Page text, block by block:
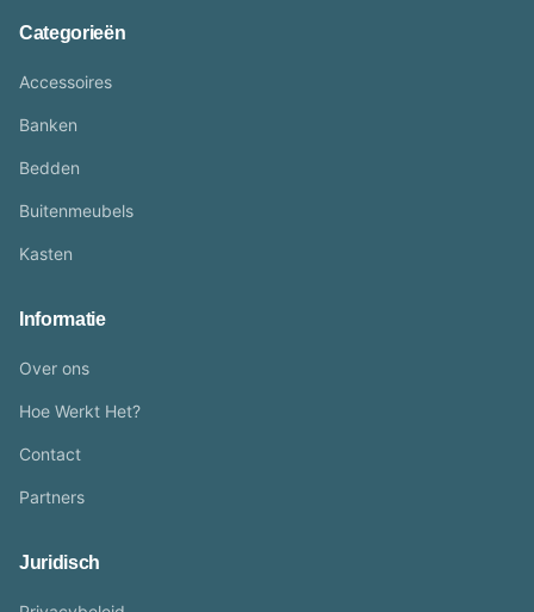
Categorieën
Accessoires
Banken
Bedden
Buitenmeubels
Kasten
Informatie
Over ons
Hoe Werkt Het?
Contact
Partners
Juridisch